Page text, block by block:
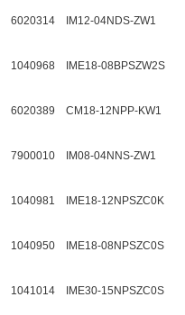
6020314 IM12-04NDS-ZW1
1040968 IME18-08BPSZW2S
6020389 CM18-12NPP-KW1
7900010 IM08-04NNS-ZW1
1040981 IME18-12NPSZC0K
1040950 IME18-08NPSZC0S
1041014 IME30-15NPSZC0S